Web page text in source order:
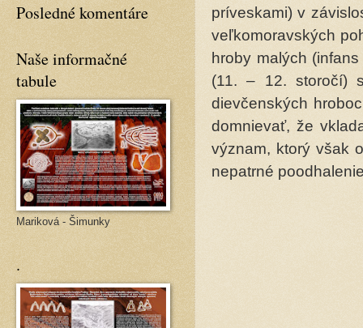
príveskami) v
veľkomoravských
hroby malých
(11. – 12. storočí)
dievčenských
domnievať, že
význam, ktorý však
nepatrné
Posledné komentáre
Naše informačné
tabule
Mariková - Šimunky
.